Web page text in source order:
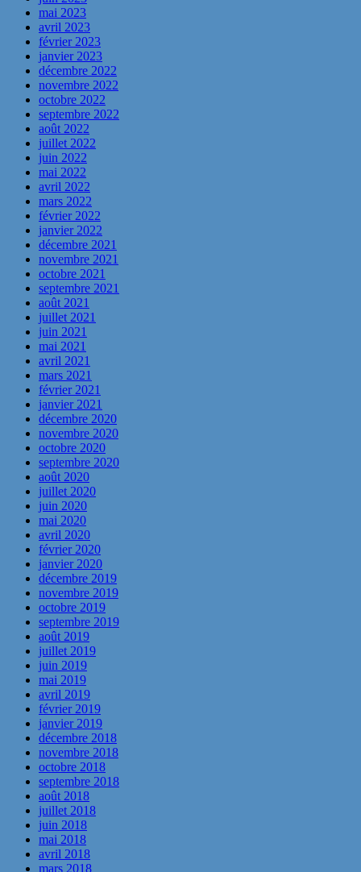
mai 2023
avril 2023
février 2023
janvier 2023
décembre 2022
novembre 2022
octobre 2022
septembre 2022
août 2022
juillet 2022
juin 2022
mai 2022
avril 2022
mars 2022
février 2022
janvier 2022
décembre 2021
novembre 2021
octobre 2021
septembre 2021
août 2021
juillet 2021
juin 2021
mai 2021
avril 2021
mars 2021
février 2021
janvier 2021
décembre 2020
novembre 2020
octobre 2020
septembre 2020
août 2020
juillet 2020
juin 2020
mai 2020
avril 2020
février 2020
janvier 2020
décembre 2019
novembre 2019
octobre 2019
septembre 2019
août 2019
juillet 2019
juin 2019
mai 2019
avril 2019
février 2019
janvier 2019
décembre 2018
novembre 2018
octobre 2018
septembre 2018
août 2018
juillet 2018
juin 2018
mai 2018
avril 2018
mars 2018